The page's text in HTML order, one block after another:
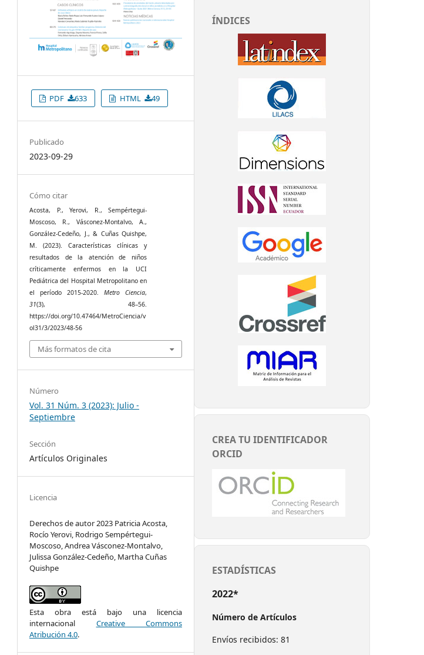
PDF 633 HTML 49
Publicado
2023-09-29
Cómo citar
Acosta, P., Yerovi, R., Sempértegui-
Moscoso, R., Vásconez-Montalvo, A.,
González-Cedeño, J., & Cuñas Quishpe,
M. (2023). Características clínicas y
resultados de la atención de niños
críticamente enfermos en la UCI
Pediátrica del Hospital Metropolitano en
el período 2015-2020.Metro Ciencia,
31(3), 48–56.
https://doi.org/10.47464/MetroCiencia/v
ol31/3/2023/48-56
Más formatos de cita
Número
Vol. 31 Núm. 3 (2023): Julio -
Septiembre
Sección
Artículos Originales
Licencia
Derechos de autor 2023 Patricia Acosta,
Rocío Yerovi, Rodrigo Sempértegui-
Moscoso, Andrea Vásconez-Montalvo,
Julissa González-Cedeño, Martha Cuñas
Quishpe
Esta obra está bajo una licencia
internacional Creative Commons
Atribución 4.0.
ÍNDICES
CREA TU IDENTIFICADOR
ORCID
ESTADÍSTICAS
2022*
Número de Artículos
Envíos recibidos: 81